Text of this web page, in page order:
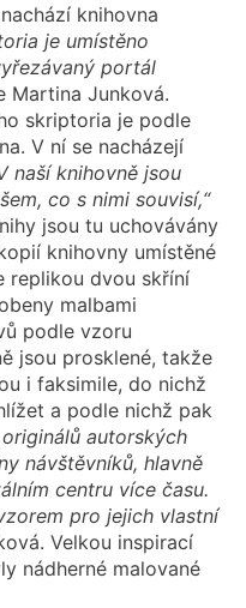
knihovna
je umístěno
portál
Martina Junková.
skriptoria je podle
V ní se nacházejí
naší knihovně jsou
co s nimi souvisí,“
jsou tu uchovávány
knihovny umístěné
replikou dvou skříní
malbami
podle vzoru
jsou prosklené, takže
i faksimile, do nichž
a podle nichž pak
originálů autorských
návštěvníků, hlavně
centru více času.
pro jejich vlastní
Velkou inspirací
nádherné malované